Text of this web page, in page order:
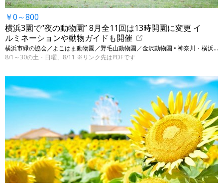
￥0～800
横浜3園で“夜の動物園” 8月全11回は13時開園に変更 イ
ルミネーションや動物ガイドも開催
横浜市緑の協会／よこはま動物園／野毛山動物園／金沢動物園 • 神奈川・横浜の対象動物園 ※表示は大人の入園料です
8/1～30の土・日曜、8/11 ※リンク先はPDFです